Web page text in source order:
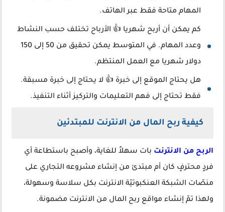
المهام متاحة فقط عبر الهاتف.
كم يمكن أن أربح شهريا 👍 الأرباح تختلف حسب النشاط
وعدد المهام. في المتوسط يمكن تحقيق من 50 إلى 150
دولار شهريا مع العمل المنتظم.
هل يحتاج الموقع إلى خبرة 👍 لا يحتاج إلى خبرة مسبقة.
فقط تحتاج إلى فهم التعليمات والتركيز أثناء التنفيذ.
كيفية ربح المال من الانترنت للمبتدئين
الربح من الانترنت بات سهلاً للغاية، وأصبح باستطاعة أي
فردٍ محترفٍ كان أم مبتدئ من إنشاء مشروعه التجاري على
منصّات الشبكة العنكبوتيّة الانترنت بكل سلاسة وسهولة،
ولهذا تمّ إنشاء مواقع ربح المال من الانترنت مضمونة.